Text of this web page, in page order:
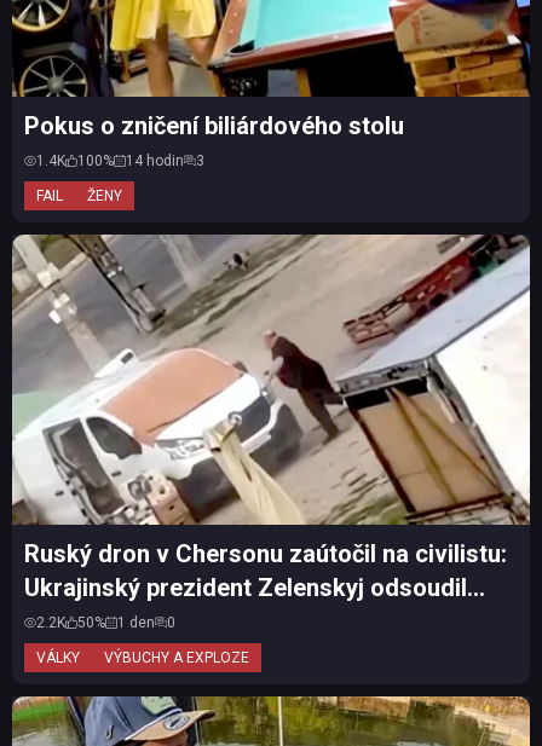
FAIL ŽENY
Pokus o zničení biliárdového stolu
1.4K 100% 14 hodin 3
VÁLKY VÝBUCHY A EXPLOZE
Ruský dron v Chersonu zaútočil na civilistu:
Ukrajinský prezident Zelenskyj odsoudil
další útok n...
2.2K 50% 1 den 0